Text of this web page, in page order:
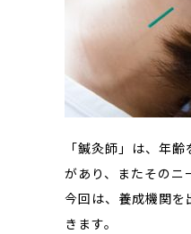
「鍼灸師」は、年
があり、またそのニ
今回は、養成機関を
きます。